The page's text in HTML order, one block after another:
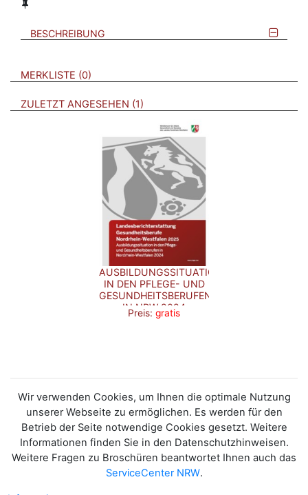
BESCHREIBUNG
VERWEISE AUF VERMERKTE- ODER ZULETZT ANGESEHENE
MERKLISTE 0 BROSCHÜREN
ZULETZT ANGESEHEN 1 BROSCHÜREN
AUSBILDUNGSSITUATION
IN DEN PFLEGE- UND
GESUNDHEITSBERUFEN
IN NRW 2024
Preis: gratis
Wir verwenden Cookies, um Ihnen die optimale Nutzung
unserer Webseite zu ermöglichen. Es werden für den
Betrieb der Seite notwendige Cookies gesetzt. Weitere
Informationen finden Sie in den Datenschutzhinweisen.
Weitere Fragen zu Broschüren beantwortet Ihnen auch das
ServiceCenter NRW.